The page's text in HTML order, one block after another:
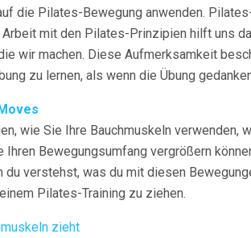
die Pilates-Bewegung anwenden.
mit den Pilates-Prinzipien hilft uns
wir machen. Diese Aufmerksamkeit
zu lernen, als wenn die Übung
wie Sie Ihre Bauchmuskeln verwenden,
Ihren Bewegungsumfang vergrößern
du verstehst, was du mit diesen
Pilates-Training zu ziehen.
zieht